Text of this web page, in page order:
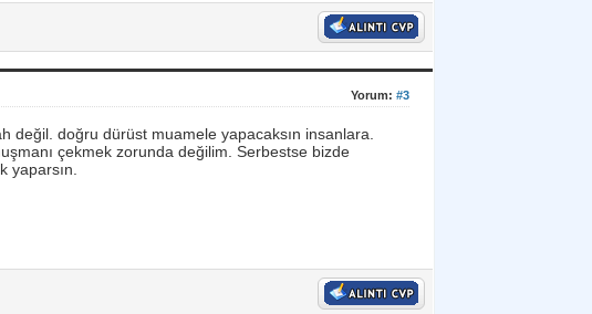
Yorum: #3
değil. doğru dürüst muamele yapacaksın insanlara.
çekmek zorunda değilim. Serbestse bizde
yaparsın.